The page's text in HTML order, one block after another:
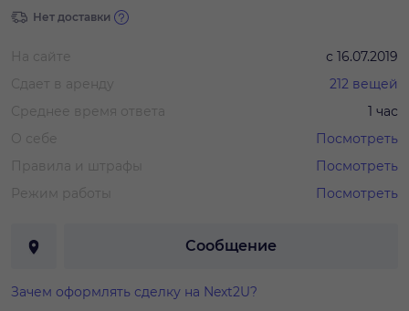
Нет доставки
На сайте с 16.07.2019
Сдает в аренду
212 вещей
Среднее время ответа
1 час
О себе
Посмотреть
Правила и штрафы
Посмотреть
Режим работы
Посмотреть
Сообщение
Зачем оформлять сделку на Next2U?